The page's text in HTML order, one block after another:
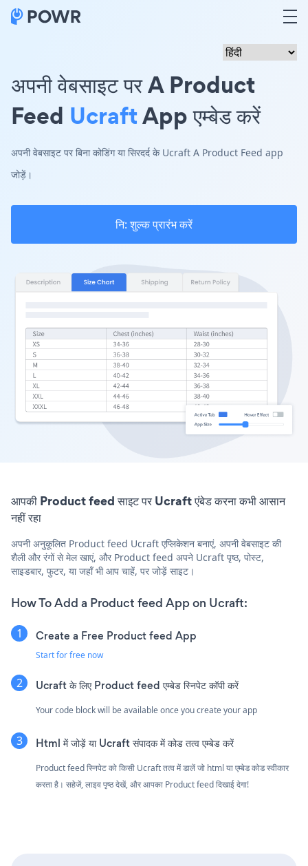
अपनी वेबसाइट पर A Product
Feed UcraftApp एम्बेड करें
अपनी वेबसाइट पर बिना कोडिंग या सिरदर्द के Ucraft A Product Feed app
जोड़ें।
नि: शुल्क प्रारंभ करें
आपकी Product feed साइट पर Ucraft एंबेड करना कभी आसान
नहीं रहा
अपनी अनुकूलित Product feed Ucraft एप्लिकेशन बनाएं, अपनी वेबसाइट की
शैली और रंगों से मेल खाएं, और Product feed अपने Ucraft पृष्ठ, पोस्ट,
साइडबार, फुटर, या जहाँ भी आप चाहें, पर जोड़ें साइट।
How To Add a Product feed App on Ucraft:
Create a Free Product feed App
Start for free now
Ucraft के लिए Product feed एम्बेड स्निपेट कॉपी करें
Your code block will be available once you create your app
Html में जोड़ें या Ucraft संपादक में कोड तत्व एम्बेड करें
Product feed स्निपेट को किसी Ucraft तत्व में डालें जो html या एम्बेड कोड स्वीकार
करता है। सहेजें, लाइव पृष्ठ देखें, और आपका Product feed दिखाई देगा!